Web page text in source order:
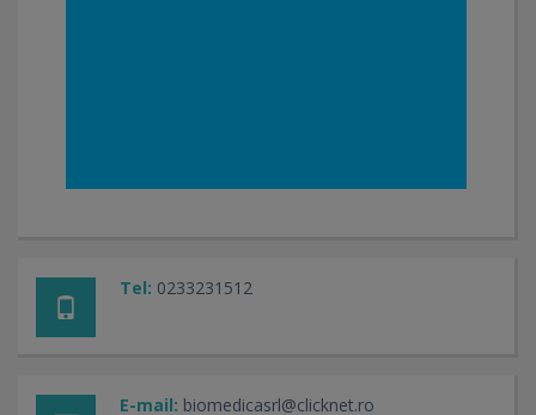
Tel: 0233231512
E-mail: biomedicasrl@clicknet.ro